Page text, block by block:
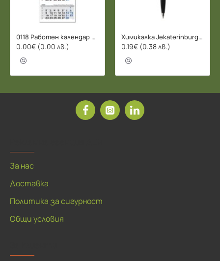
0118 Работен календар БИЗНЕС 2026 - 3 СЕКЦИИ
0.00€ (0.00 лв.)
Химикалка Jekaterinburg - 078206
0.19€ (0.38 лв.)
За нас
Доставка
Политика за сигурност
Общи условия